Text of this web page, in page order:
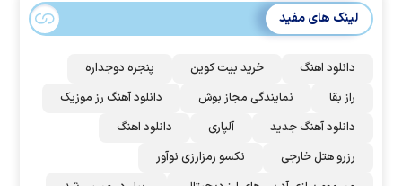
لینک های مفید
دانلود اهنگ خرید بیت کوین
پنجره دوجداره
راز بقا
نمایندگی مجاز بوش
دانلود آهنگ رز‌ موزیک
دانلود آهنگ جدید
آلپاری
دانلود اهنگ
رزرو هتل خارجی
نکسو رمزارزی نوآور